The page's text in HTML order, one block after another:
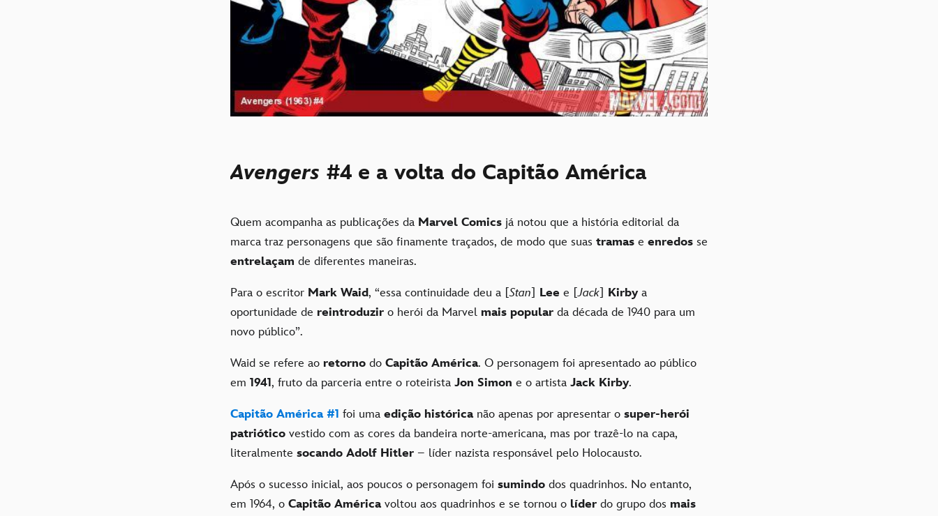
Avengers #4 e a volta do Capitão América
Quem acompanha as publicações da Marvel Comics já notou que a história editorial da
marca traz personagens que são finamente traçados, de modo que suas tramas e enredos se
entrelaçam de diferentes maneiras.
Para o escritor Mark Waid, “essa continuidade deu a [Stan Lee e [Jack Kirby a
oportunidade de reintroduzir o herói da Marvel mais popular da década de 1940 para um
novo público”.
Waid se refere ao retorno do Capitão América. O personagem foi apresentado ao público
em 1941, fruto da parceria entre o roteirista Jon Simon e o artista Jack Kirby.
Capitão América #1 foi uma edição históricanão apenas por apresentar o super-herói
patriótico vestido com as cores da bandeira norte-americana, mas por trazê-lo na capa,
literalmente socando Adolf Hitler – líder nazista responsável pelo Holocausto.
Após o sucesso inicial, aos poucos o personagem foi sumindo dos quadrinhos. No entanto,
em 1964, o Capitão América voltou aos quadrinhos e se tornou o líder do grupo dos mais